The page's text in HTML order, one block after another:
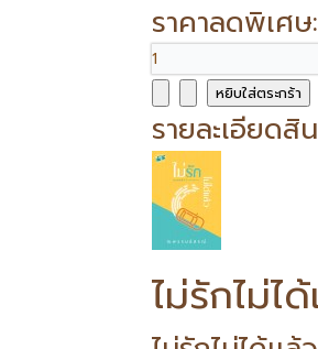
ราคาลดพิเศ
รายละเอียดสิ
ไม่รักไม่ไ